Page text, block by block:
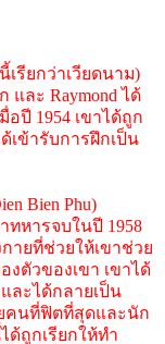
เรียกว่าเวียดนาม)
ละ Raymond ได้
ปี 1954 เขาได้ถูก
เข้ารับการฝึกเป็น
Bien Phu)
ทหารจบในปี 1958
ายที่ช่วยให้เขาช่วย
งตัวของเขา เขาได้
ละได้กลายเป็น
คนที่ฟิตที่สุดและนัก
ถูกเรียกให้ทำ